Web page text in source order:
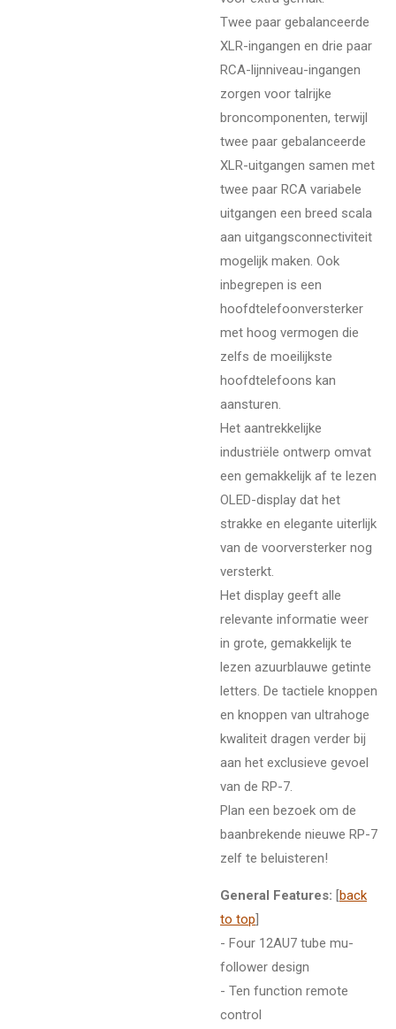
Twee paar gebalanceerde
XLR-ingangen en drie paar
RCA-lijnniveau-ingangen
zorgen voor talrijke
broncomponenten, terwijl
twee paar gebalanceerde
XLR-uitgangen samen met
twee paar RCA variabele
uitgangen een breed scala
aan uitgangsconnectiviteit
mogelijk maken. Ook
inbegrepen is een
hoofdtelefoonversterker
met hoog vermogen die
zelfs de moeilijkste
hoofdtelefoons kan
aansturen.
Het aantrekkelijke
industriële ontwerp omvat
een gemakkelijk af te lezen
OLED-display dat het
strakke en elegante uiterlijk
van de voorversterker nog
versterkt.
Het display geeft alle
relevante informatie weer
in grote, gemakkelijk te
lezen azuurblauwe getinte
letters. De tactiele knoppen
en knoppen van ultrahoge
kwaliteit dragen verder bij
aan het exclusieve gevoel
van de RP-7.
Plan een bezoek om de
baanbrekende nieuwe RP-7
zelf te beluisteren!
General Features: [back
to top]
- Four 12AU7 tube mu-
follower design
- Ten function remote
control